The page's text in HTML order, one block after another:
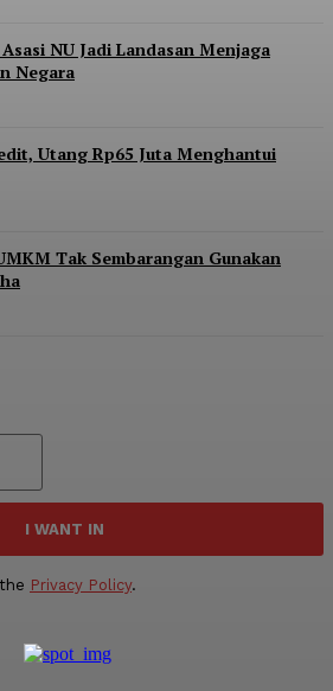
NU Jadi Landasan Menjaga
Negara
Utang Rp65 Juta Menghantui
Tak Sembarangan Gunakan
I WANT IN
Privacy Policy.